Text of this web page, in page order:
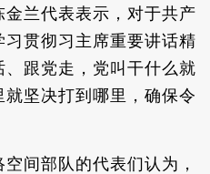
兰代表表示，对于共产
贯彻习主席重要讲话精
跟党走，党叫干什么就
坚决打到哪里，确保令
间部队的代表们认为，